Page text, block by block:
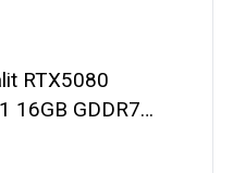
RTX5080
16GB GDDR7
3FAN RTL